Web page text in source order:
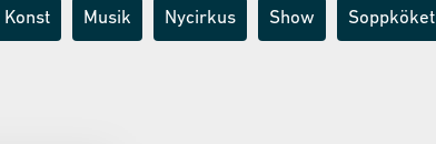
Konst Musik Nycirkus Show Soppköket